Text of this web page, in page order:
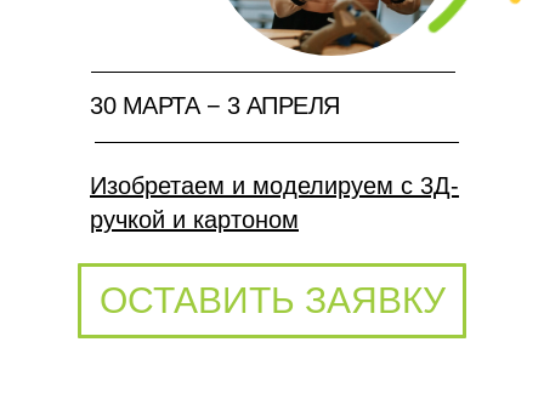
30 МАРТА − 3 АПРЕЛЯ
Изобретаем и моделируем c 3Д-
ручкой и картоном
ОСТАВИТЬ ЗАЯВКУ